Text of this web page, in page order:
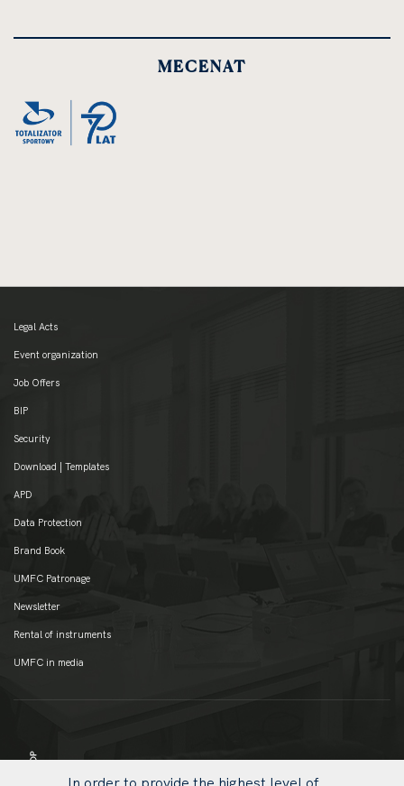
MECENAT
Legal Acts
Event organization
Job Offers
BIP
Security
Download | Templates
APD
Data Protection
Brand Book
UMFC Patronage
Newsletter
Rental of instruments
UMFC in media
In order to provide the highest level of